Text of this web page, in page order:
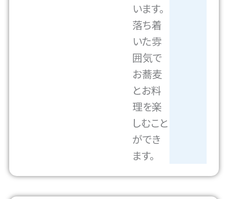
います。
落ち着
いた雰
囲気で
お蕎麦
とお料
理を楽
しむこと
ができ
ます。